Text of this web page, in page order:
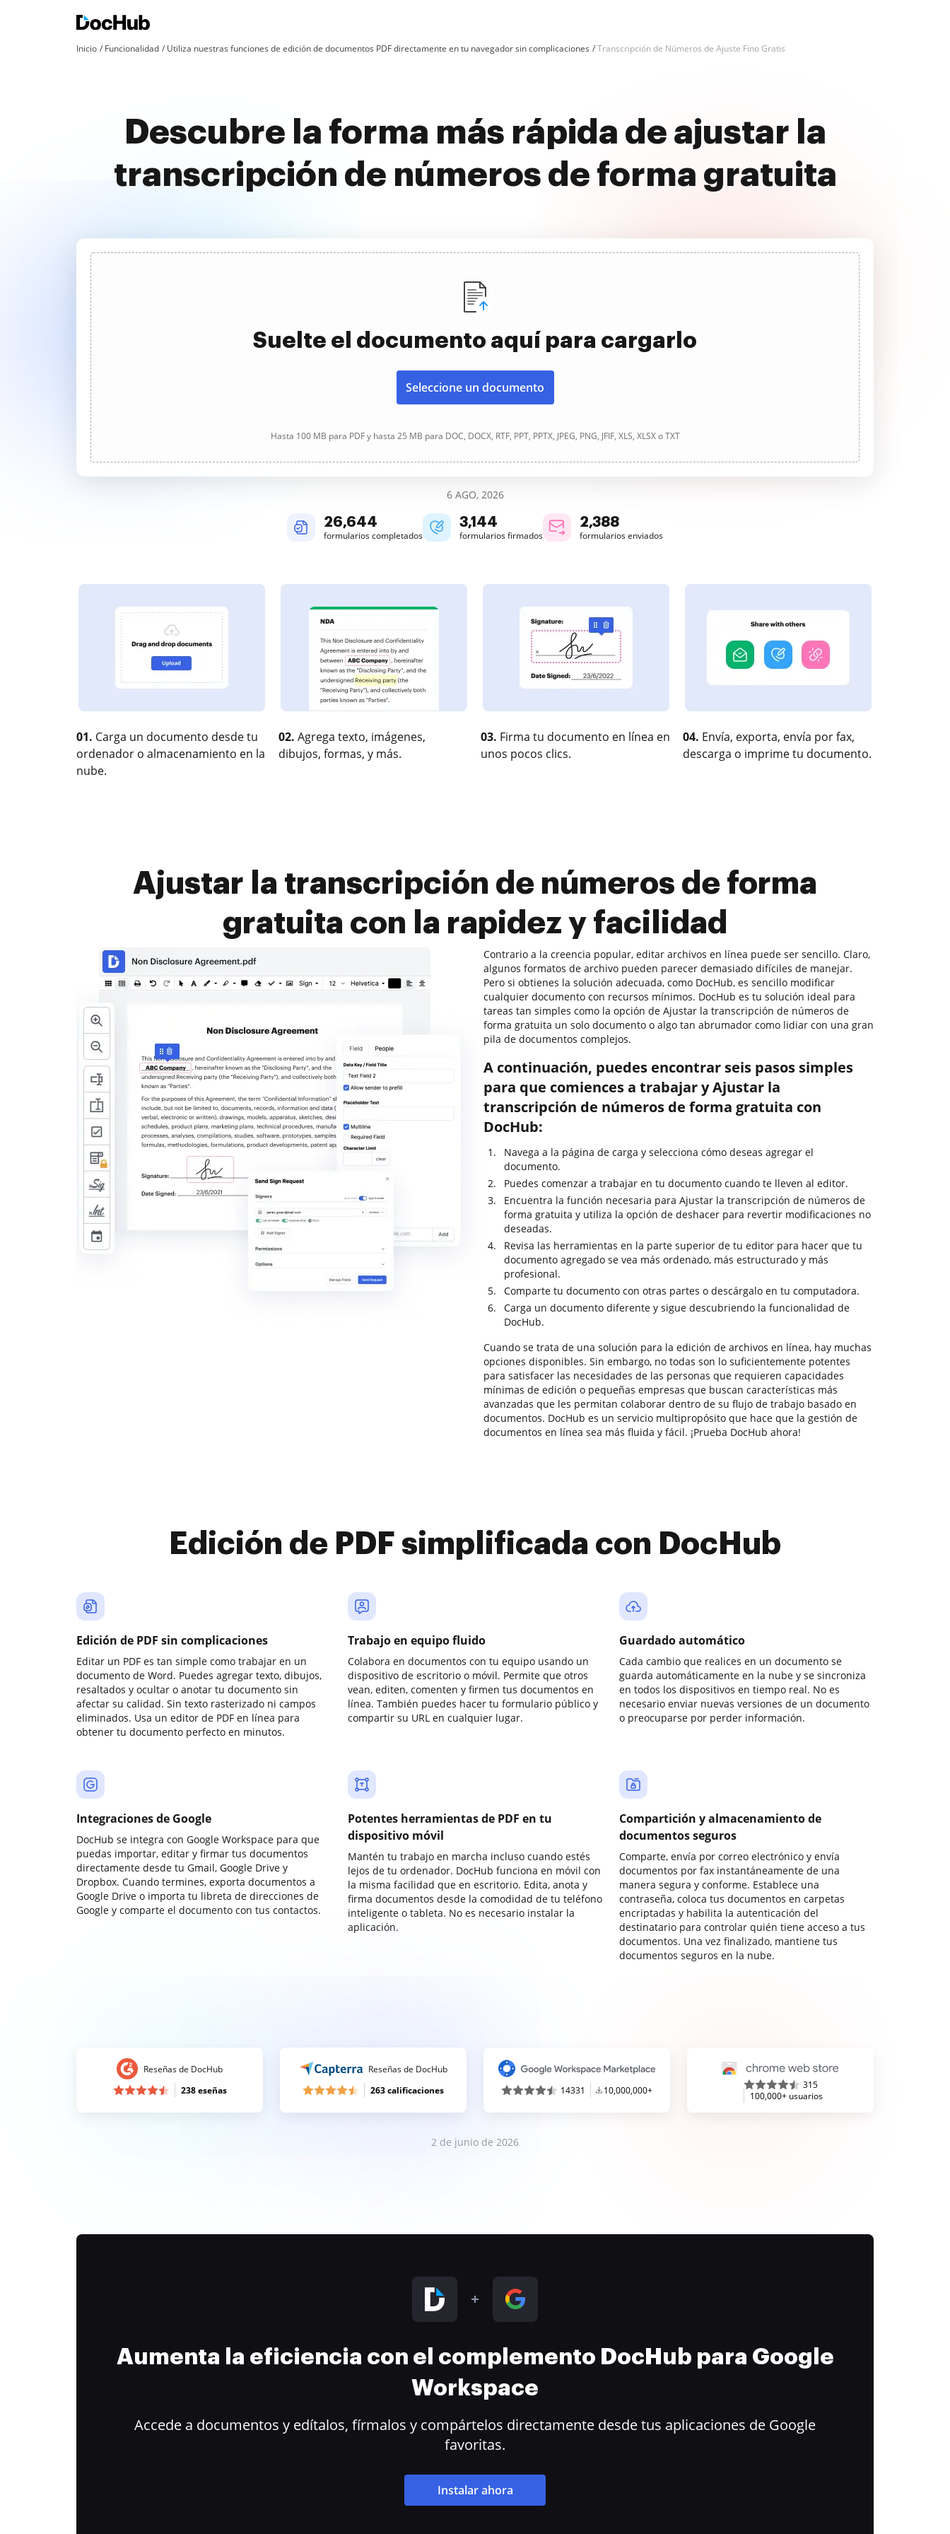
Inicio Funcionalidad Utiliza nuestras funciones de edición de documentos PDF directamente en tu navegador sin complicaciones Transcripción de Números de Ajuste Fino Gratis
Descubre la forma más rápida de ajustar la
transcripción de números de forma gratuita
Suelte el documento aquí para cargarlo
Seleccione un documento
Hasta 100 MB para PDF y hasta 25 MB para DOC, DOCX, RTF, PPT, PPTX, JPEG, PNG, JFIF, XLS, XLSX o TXT
6 AGO, 2026
26,645
formularios completados
3,144
formularios firmados
2,388
formularios enviados
01. Carga un documento desde tu
ordenador o almacenamiento en la
nube.
02. Agrega texto, imágenes,
dibujos, formas, y más.
03. Firma tu documento en línea en
unos pocos clics.
04. Envía, exporta, envía por fax,
descarga o imprime tu documento.
Ajustar la transcripción de números de forma
gratuita con la rapidez y facilidad
Contrario a la creencia popular, editar archivos en línea puede ser sencillo. Claro,
algunos formatos de archivo pueden parecer demasiado difíciles de manejar.
Pero si obtienes la solución adecuada, como DocHub, es sencillo modificar
cualquier documento con recursos mínimos. DocHub es tu solución ideal para
tareas tan simples como la opción de Ajustar la transcripción de números de
forma gratuita un solo documento o algo tan abrumador como lidiar con una gran
pila de documentos complejos.
A continuación, puedes encontrar seis pasos simples
para que comiences a trabajar y Ajustar la
transcripción de números de forma gratuita con
DocHub:
Navega a la página de carga y selecciona cómo deseas agregar el
documento.
Puedes comenzar a trabajar en tu documento cuando te lleven al editor.
Encuentra la función necesaria para Ajustar la transcripción de números de
forma gratuita y utiliza la opción de deshacer para revertir modificaciones no
deseadas.
Revisa las herramientas en la parte superior de tu editor para hacer que tu
documento agregado se vea más ordenado, más estructurado y más
profesional.
Comparte tu documento con otras partes o descárgalo en tu computadora.
Carga un documento diferente y sigue descubriendo la funcionalidad de
DocHub.
Cuando se trata de una solución para la edición de archivos en línea, hay muchas
opciones disponibles. Sin embargo, no todas son lo suficientemente potentes
para satisfacer las necesidades de las personas que requieren capacidades
mínimas de edición o pequeñas empresas que buscan características más
avanzadas que les permitan colaborar dentro de su flujo de trabajo basado en
documentos. DocHub es un servicio multipropósito que hace que la gestión de
documentos en línea sea más fluida y fácil. ¡Prueba DocHub ahora!
Edición de PDF simplificada con DocHub
Edición de PDF sin complicaciones
Editar un PDF es tan simple como trabajar en un
documento de Word. Puedes agregar texto, dibujos,
resaltados y ocultar o anotar tu documento sin
afectar su calidad. Sin texto rasterizado ni campos
eliminados. Usa un editor de PDF en línea para
obtener tu documento perfecto en minutos.
Trabajo en equipo fluido
Colabora en documentos con tu equipo usando un
dispositivo de escritorio o móvil. Permite que otros
vean, editen, comenten y firmen tus documentos en
línea. También puedes hacer tu formulario público y
compartir su URL en cualquier lugar.
Guardado automático
Cada cambio que realices en un documento se
guarda automáticamente en la nube y se sincroniza
en todos los dispositivos en tiempo real. No es
necesario enviar nuevas versiones de un documento
o preocuparse por perder información.
Integraciones de Google
DocHub se integra con Google Workspace para que
puedas importar, editar y firmar tus documentos
directamente desde tu Gmail, Google Drive y
Dropbox. Cuando termines, exporta documentos a
Google Drive o importa tu libreta de direcciones de
Google y comparte el documento con tus contactos.
Potentes herramientas de PDF en tu
dispositivo móvil
Mantén tu trabajo en marcha incluso cuando estés
lejos de tu ordenador. DocHub funciona en móvil con
la misma facilidad que en escritorio. Edita, anota y
firma documentos desde la comodidad de tu teléfono
inteligente o tableta. No es necesario instalar la
aplicación.
Compartición y almacenamiento de
documentos seguros
Comparte, envía por correo electrónico y envía
documentos por fax instantáneamente de una
manera segura y conforme. Establece una
contraseña, coloca tus documentos en carpetas
encriptadas y habilita la autenticación del
destinatario para controlar quién tiene acceso a tus
documentos. Una vez finalizado, mantiene tus
documentos seguros en la nube.
Reseñas de DocHub
238 eseñas
Reseñas de DocHub
263 calificaciones
14331 10,000,000+
315
100,000+ usuarios
2 de junio de 2026
Aumenta la eficiencia con el complemento DocHub para Google
Workspace
Accede a documentos y edítalos, fírmalos y compártelos directamente desde tus aplicaciones de Google
favoritas.
Instalar ahora